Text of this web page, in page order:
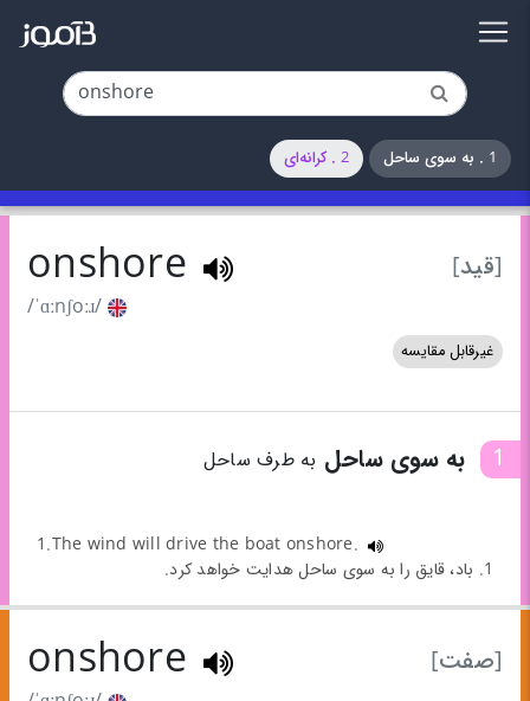
1 . به سوی ساحل 2 . کرانه‌ای
[قید] onshore
/ˈɑːnʃoːɹ/
غیرقابل مقایسه
1 به سوی ساحل به طرف ساحل
1.The wind will drive the boat onshore.
1. باد، قایق را به سوی ساحل هدایت خواهد کرد.
[صفت] onshore